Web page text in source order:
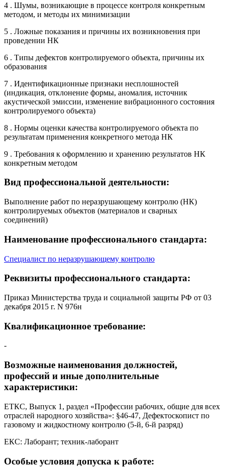
4 . Шумы, возникающие в процессе контроля конкретным
методом, и методы их минимизации
5 . Ложные показания и причины их возникновения при
проведении НК
6 . Типы дефектов контролируемого объекта, причины их
образования
7 . Идентификационные признаки несплошностей
(индикация, отклонение формы, аномалия, источник
акустической эмиссии, изменение вибрационного состояния
контролируемого объекта)
8 . Нормы оценки качества контролируемого объекта по
результатам применения конкретного метода НК
9 . Требования к оформлению и хранению результатов НК
конкретным методом
Вид профессиональной деятельности:
Выполнение работ по неразрушающему контролю (НК)
контролируемых объектов (материалов и сварных
соединений)
Наименование профессионального стандарта:
Специалист по неразрушающему контролю
Реквизиты профессионального стандарта:
Приказ Министерства труда и социальной защиты РФ от 03
декабря 2015 г. N 976н
Квалификационное требование:
-
Возможные наименования должностей,
профессий и иные дополнительные
характеристики:
ЕТКС, Выпуск 1, раздел «Профессии рабочих, общие для всех
отраслей народного хозяйства»: §46-47, Дефектоскопист по
газовому и жидкостному контролю (5-й, 6-й разряд)
ЕКС: Лаборант; техник-лаборант
Особые условия допуска к работе: